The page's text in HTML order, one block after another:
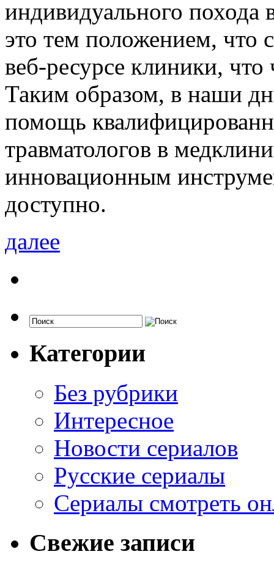
индивидуального похода
это тем положением, что
веб-ресурсе клиники,
Таким образом, в наши
помощь
травматологов в
инновационным
доступно.
далее
Категории
Без рубрики
Интересное
Новости сериалов
Русские сериалы
Сериалы смотреть
Свежие записи